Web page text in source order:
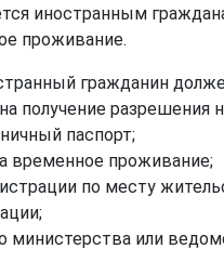
иностранным
проживание.
гражданин
получение разрешения
паспорт;
временное проживание;
по месту
министерства или